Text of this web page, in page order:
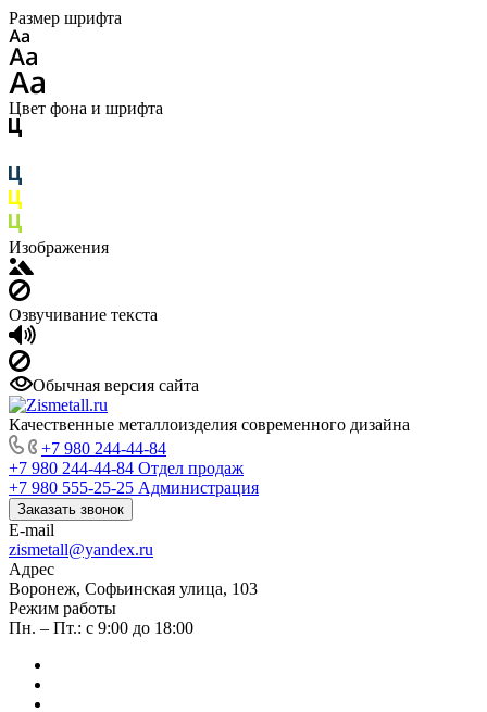
Размер шрифта
Цвет фона и шрифта
Изображения
Озвучивание текста
Обычная версия сайта
Качественные металлоизделия современного дизайна
+7 980 244-44-84
+7 980 244-44-84 Отдел продаж
+7 980 555-25-25 Администрация
Заказать звонок
E-mail
zismetall@yandex.ru
Адрес
Воронеж, Софьинская улица, 103
Режим работы
Пн. – Пт.: с 9:00 до 18:00